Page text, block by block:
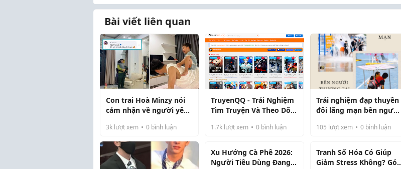
Bài viết liên quan
Con trai Hoà Minzy nói
cảm nhận về người yêu
xúc động
3k lượt xem 0 bình luận
TruyenQQ - Trải Nghiệm
Tìm Truyện Và Theo Dõi
Hơn
1.7k lượt xem 0 bình luận
Trải nghiệm đạp thuyền
đôi lãng mạn bên người
105 lượt xem 0bình luận
Xu Hướng Cà Phê 2026:
Người Tiêu Dùng Đang
Tranh Số Hóa Có Giúp
Giảm Stress Không? Góc